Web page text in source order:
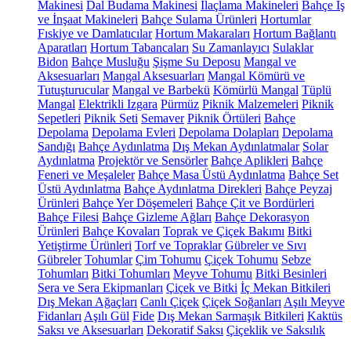
Makinesi Dal Budama Makinesi İlaçlama Makineleri Bahçe İş
ve İnşaat Makineleri Bahçe Sulama Ürünleri Hortumlar
Fıskiye ve Damlatıcılar Hortum Makaraları Hortum Bağlantı
Aparatları Hortum Tabancaları Su Zamanlayıcı Sulaklar
Bidon Bahçe Musluğu Şişme Su Deposu Mangal ve
Aksesuarları Mangal Aksesuarları Mangal Kömürü ve
Tutuşturucular Mangal ve Barbekü Kömürlü Mangal Tüplü
Mangal Elektrikli Izgara Pürmüz Piknik Malzemeleri Piknik
Sepetleri Piknik Seti Semaver Piknik Örtüleri Bahçe
Depolama Depolama Evleri Depolama Dolapları Depolama
Sandığı Bahçe Aydınlatma Dış Mekan Aydınlatmalar Solar
Aydınlatma Projektör ve Sensörler Bahçe Aplikleri Bahçe
Feneri ve Meşaleler Bahçe Masa Üstü Aydınlatma Bahçe Set
Üstü Aydınlatma Bahçe Aydınlatma Direkleri Bahçe Peyzaj
Ürünleri Bahçe Yer Döşemeleri Bahçe Çit ve Bordürleri
Bahçe Filesi Bahçe Gizleme Ağları Bahçe Dekorasyon
Ürünleri Bahçe Kovaları Toprak ve Çiçek Bakımı Bitki
Yetiştirme Ürünleri Torf ve Topraklar Gübreler ve Sıvı
Gübreler Tohumlar Çim Tohumu Çiçek Tohumu Sebze
Tohumları Bitki Tohumları Meyve Tohumu Bitki Besinleri
Sera ve Sera Ekipmanları Çiçek ve Bitki İç Mekan Bitkileri
Dış Mekan Ağaçları Canlı Çiçek Çiçek Soğanları Aşılı Meyve
Fidanları Aşılı Gül Fide Dış Mekan Sarmaşık Bitkileri Kaktüs
Saksı ve Aksesuarları Dekoratif Saksı Çiçeklik ve Saksılık